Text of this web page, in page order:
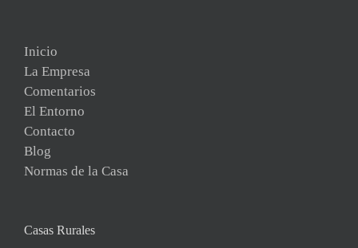
Inicio
La Empresa
Comentarios
El Entorno
Contacto
Blog
Normas de la Casa
Casas Rurales